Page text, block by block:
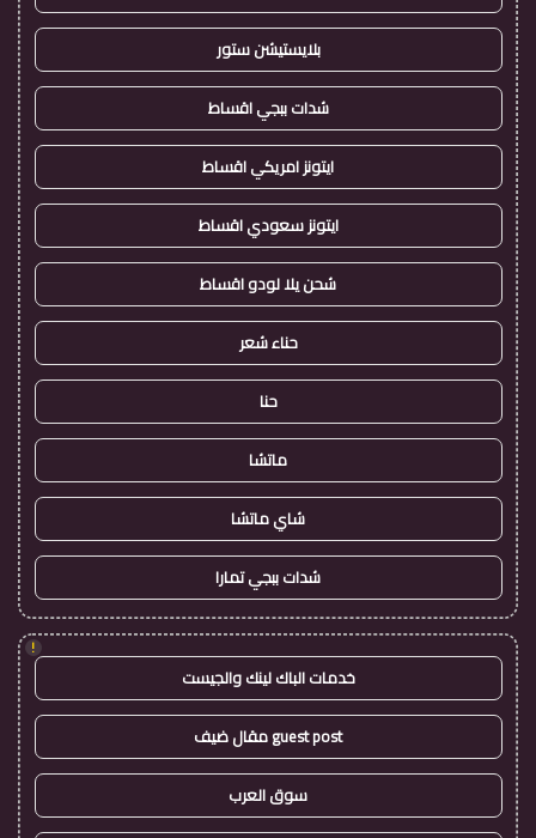
بلايستيشن ستور
شدات ببجي اقساط
ايتونز امريكي اقساط
ايتونز سعودي اقساط
شحن يلا لودو اقساط
حناء شعر
حنا
ماتشا
شاي ماتشا
شدات ببجي تمارا
!
خدمات الباك لينك والجيست
guest post مقال ضيف
سوق العرب